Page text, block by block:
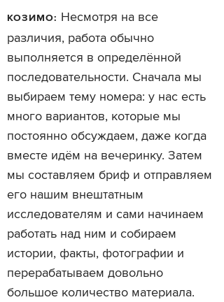
КОЗИМО: Несмотря на все
различия, работа обычно
выполняется в определённой
последовательности. Сначала мы
выбираем тему номера: у нас есть
много вариантов, которые мы
постоянно обсуждаем, даже когда
вместе идём на вечеринку. Затем
мы составляем бриф и отправляем
его нашим внештатным
исследователям и сами начинаем
работать над ним и собираем
истории, факты, фотографии и
перерабатываем довольно
большое количество материала.